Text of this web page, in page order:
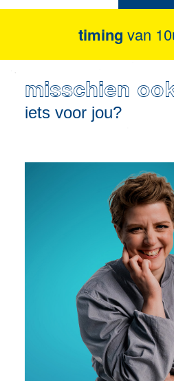
timing van
misschien
iets voor jou?